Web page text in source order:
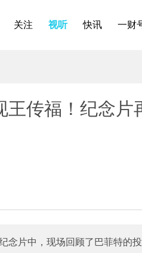
关注 视听 快讯 一财
王传福！纪念片
念片中，现场回顾了巴菲特的